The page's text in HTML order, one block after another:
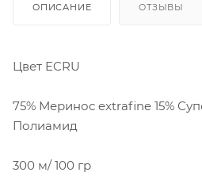
ОПИСАНИЕ ОТЗЫВЫ
Цвет ECRU
75% Меринос extrafine 15%
Полиамид
300 м/ 100 гр